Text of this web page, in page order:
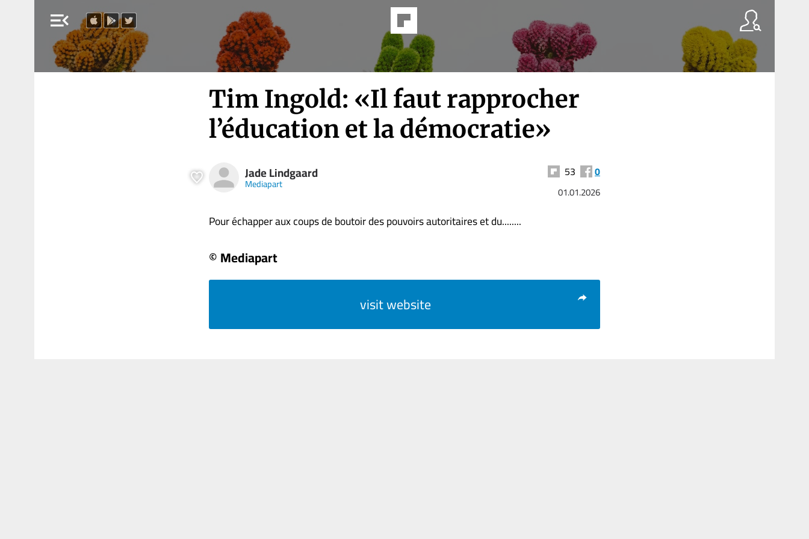
menu_open
Tim Ingold: «Il faut rapprocher
l’éducation et la démocratie»
Jade Lindgaard
Mediapart
53 0
01.01.2026
Pour échapper aux coups de boutoir des pouvoirs autoritaires et du........
© Mediapart
visit website